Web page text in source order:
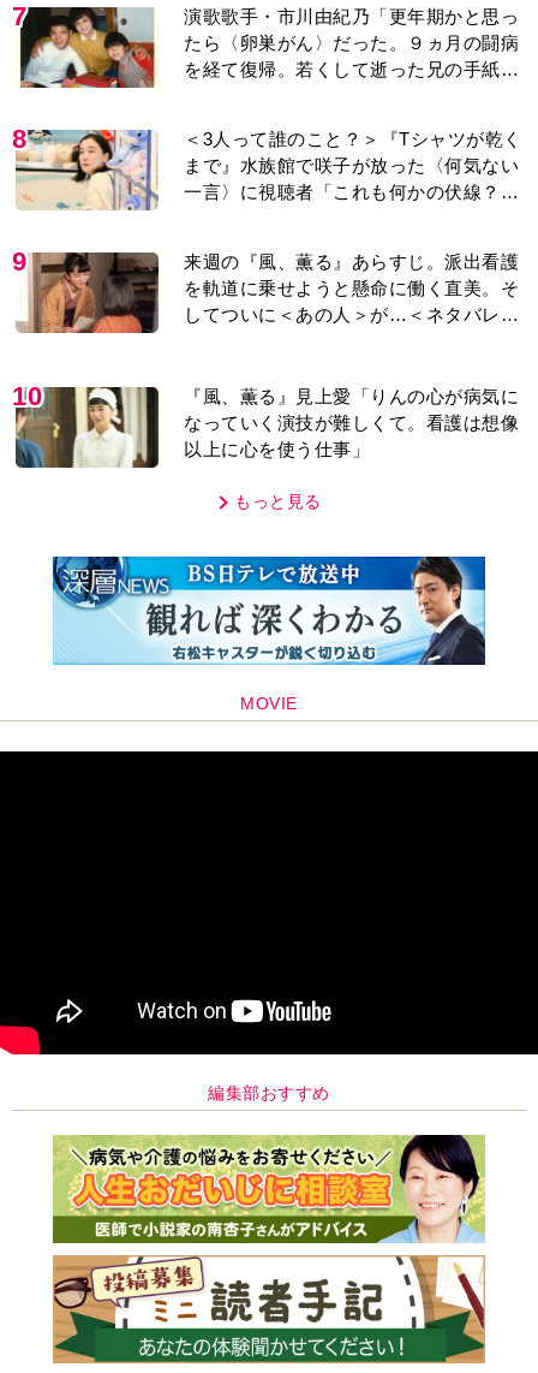
7
演歌歌手・市川由紀乃「更年期かと思っ
たら〈卵巣がん〉だった。９ヵ月の闘病
を経て復帰。若くして逝った兄の手紙を
8
＜3人って誰のこと？＞『Tシャツが乾く
まで』水族館で咲子が放った〈何気ない
一言〉に視聴者「これも何かの伏線？」
9
来週の『風、薫る』あらすじ。派出看護
を軌道に乗せようと懸命に働く直美。そ
してついに＜あの人＞が…＜ネタバレあ
10
『風、薫る』見上愛「りんの心が病気に
なっていく演技が難しくて。看護は想像
以上に心を使う仕事」
もっと見る
MOVIE
編集部おすすめ